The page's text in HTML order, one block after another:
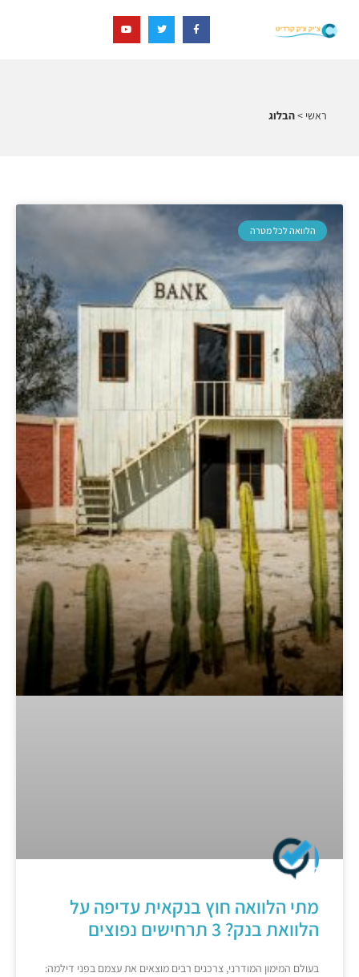
ראשי >הבלוג
הלוואה לכל מטרה
מתי הלוואה חוץ בנקאית עדיפה על
הלוואת בנק? 3 תרחישים נפוצים
בעולם המימון המודרני, צרכנים רבים מוצאים את עצמם בפני דילמה: